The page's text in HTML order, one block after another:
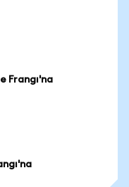
Frangı'na